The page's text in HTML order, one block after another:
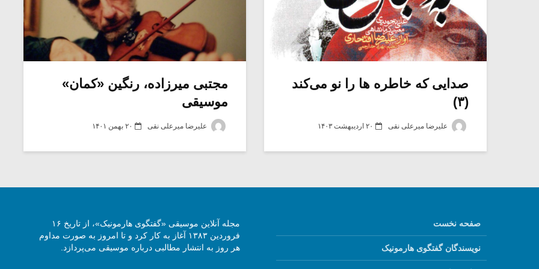
صدایی که خاطره ها را نو می‌کند
(۳)
علیرضا میرعلی نقی ۲۰ اردیبهشت ۱۴۰۳
مجتبی میرزاده، رنگین «کمان»
موسیقی
علیرضا میرعلی نقی ۲۰ بهمن ۱۴۰۱
صفحه نخست
نویسندگان گفتگوی هارمونیک
مجله آنلاین موسیقی «گفتگوی هارمونیک»، از تاریخ ۱۶
فروردین ۱۳۸۳ آغاز به کار کرد و تا امروز به صورت مداوم
هر روز به انتشار مطالبی درباره موسیقی می‌پردازد.